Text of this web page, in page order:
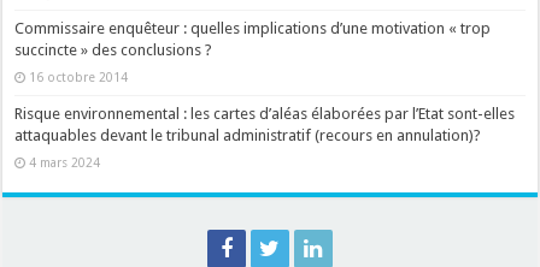
Commissaire enquêteur : quelles implications d’une motivation « trop
succincte » des conclusions ?
16 octobre 2014
Risque environnemental : les cartes d’aléas élaborées par l’Etat sont-elles
attaquables devant le tribunal administratif (recours en annulation)?
4 mars 2024